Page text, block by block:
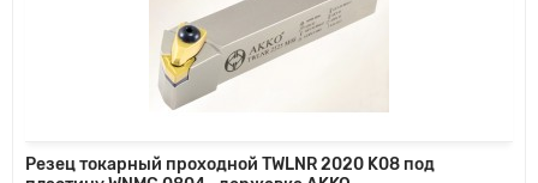
Резец токарный проходной TWLNR 2020 K08 под